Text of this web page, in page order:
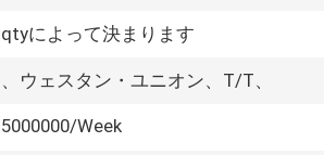
qtyによって決まります
、ウェスタン・ユニオン、T/T、
5000000/Week